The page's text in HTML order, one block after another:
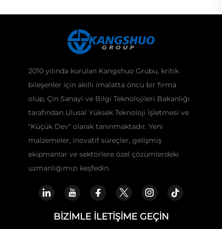
2010 yılında kurulan Kangshuo Grubu, kritik
bileşenler için akıllı imalatta öncü bir firma
olup, Çin Sanayi ve Bilgi Teknolojileri Bakanlığı
tarafından Ulusal Yüksek Teknoloji İşletmesi ve
"Küçük Dev" olarak tanınmaktadır. Yeni
malzemeler, inovatif süreçler, gelişmiş
ekipmanlar ve sektörlere özel çözümlerdeki
uzmanlığımızı keşfedin.
BIZIMLE İLETIŞIME GEÇIN